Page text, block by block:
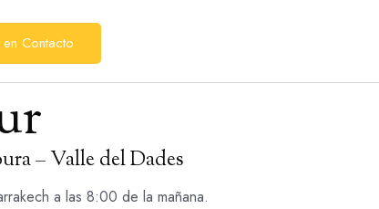
en Contacto
– Valle del Dades
a las 8:00 de la mañana.